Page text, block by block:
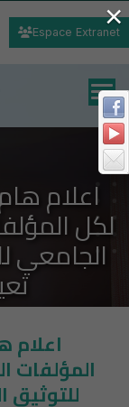
Espace Extranet
اعلام
لكل
الجامعي
اعلام
المؤلفات
للتوثيق
×